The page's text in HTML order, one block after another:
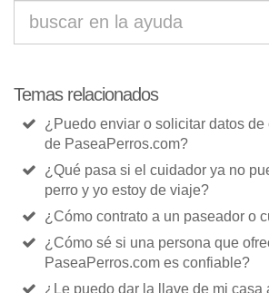
Temas relacionados
¿Puedo enviar o solicitar datos de
de PaseaPerros.com?
¿Qué pasa si el cuidador ya no
perro y yo estoy de viaje?
¿Cómo contrato a un paseador o
¿Cómo sé si una persona que
PaseaPerros.com es confiable?
¿Le puedo dar la llave de mi casa